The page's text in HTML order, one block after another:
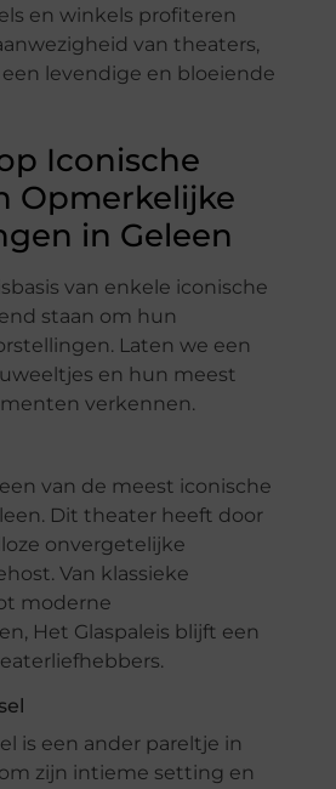
en winkels profiteren
van theaters,
levendige en bloeiende
Iconische
Opmerkelijke
in Geleen
van enkele iconische
staan om hun
Laten we een
en hun meest
verkennen.
van de meest iconische
Dit theater heeft door
onvergetelijke
Van klassieke
moderne
Het Glaspaleis blijft een
is een ander pareltje in
zijn intieme setting en